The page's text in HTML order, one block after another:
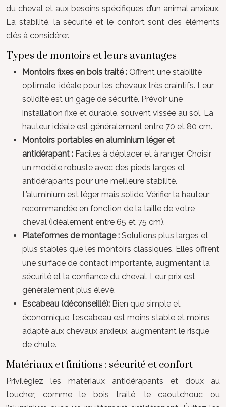
du cheval et aux besoins spécifiques d’un animal anxieux.
La stabilité, la sécurité et le confort sont des éléments
clés à considérer.
Types de montoirs et leurs avantages
Montoirs fixes en bois traité : Offrent une stabilité
optimale, idéale pour les chevaux très craintifs. Leur
solidité est un gage de sécurité. Prévoir une
installation fixe et durable, souvent vissée au sol. La
hauteur idéale est généralement entre 70 et 80 cm.
Montoirs portables en aluminium léger et
antidérapant : Faciles à déplacer et à ranger. Choisir
un modèle robuste avec des pieds larges et
antidérapants pour une meilleure stabilité.
L’aluminium est léger mais solide. Vérifier la hauteur
recommandée en fonction de la taille de votre
cheval (idéalement entre 65 et 75 cm).
Plateformes de montage : Solutions plus larges et
plus stables que les montoirs classiques. Elles offrent
une surface de contact importante, augmentant la
sécurité et la confiance du cheval. Leur prix est
généralement plus élevé.
Escabeau (déconseillé): Bien que simple et
économique, l’escabeau est moins stable et moins
adapté aux chevaux anxieux, augmentant le risque
de chute.
Matériaux et finitions : sécurité et confort
Privilégiez les matériaux antidérapants et doux au
toucher, comme le bois traité, le caoutchouc ou